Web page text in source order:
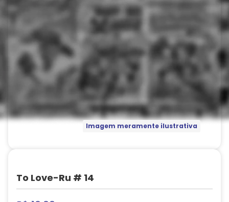
Imagem meramente ilustrativa
To Love-Ru # 14